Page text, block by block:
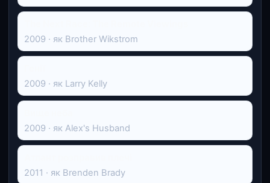
2009 · як Brother Wikstrom
2009 · як Larry Kelly
2009 · як Alex's Husband
2011 · як Brenden Brady